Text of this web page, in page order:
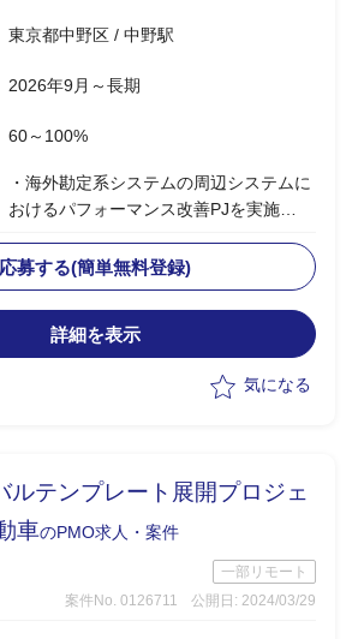
東京都中野区 / 中野駅
2026年9月～長期
60～100%
・海外勘定系システムの周辺システムに
おけるパフォーマンス改善PJを実施
存データを保持しつつパフォーマンスを
改善するソリューションの検討を主導
応募する(簡単無料登録)
詳細を表示
気になる
ルテンプレート展開プロジェ
車のPMO求人・案件
一部リモート
案件No. 0126711
公開日: 2024/03/29